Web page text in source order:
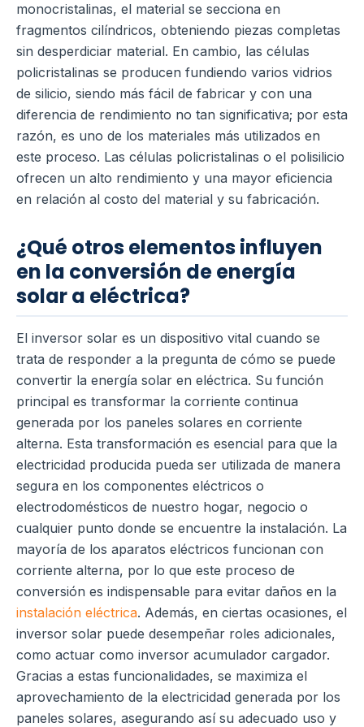
monocristalinas, el material se secciona en
fragmentos cilíndricos, obteniendo piezas completas
sin desperdiciar material. En cambio, las células
policristalinas se producen fundiendo varios vidrios
de silicio, siendo más fácil de fabricar y con una
diferencia de rendimiento no tan significativa; por esta
razón, es uno de los materiales más utilizados en
este proceso. Las células policristalinas o el polisilicio
ofrecen un alto rendimiento y una mayor eficiencia
en relación al costo del material y su fabricación.
¿Qué otros elementos influyen
en la conversión de energía
solar a eléctrica?
El inversor solar es un dispositivo vital cuando se
trata de responder a la pregunta de cómo se puede
convertir la energía solar en eléctrica. Su función
principal es transformar la corriente continua
generada por los paneles solares en corriente
alterna. Esta transformación es esencial para que la
electricidad producida pueda ser utilizada de manera
segura en los componentes eléctricos o
electrodomésticos de nuestro hogar, negocio o
cualquier punto donde se encuentre la instalación. La
mayoría de los aparatos eléctricos funcionan con
corriente alterna, por lo que este proceso de
conversión es indispensable para evitar daños en la
instalación eléctrica. Además, en ciertas ocasiones, el
inversor solar puede desempeñar roles adicionales,
como actuar como inversor acumulador cargador.
Gracias a estas funcionalidades, se maximiza el
aprovechamiento de la electricidad generada por los
paneles solares, asegurando así su adecuado uso y